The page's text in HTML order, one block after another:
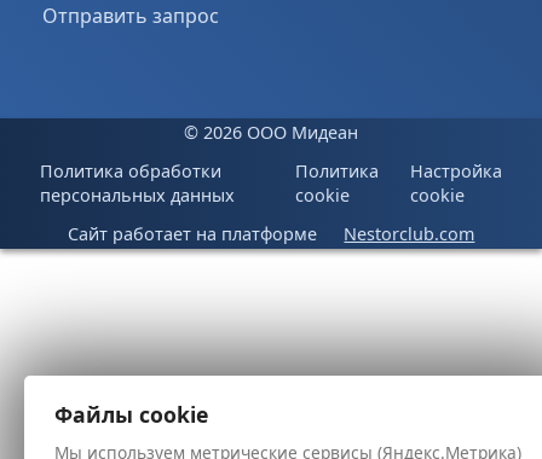
Отправить запрос
© 2026 ООО Мидеан
Политика обработки
персональных данных
Политика
cookie
Настройка
cookie
Сайт работает на платформе
Nestorclub.com
Файлы cookie
Мы используем метрические сервисы (Яндекс.Метрика)